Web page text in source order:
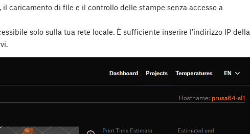
caricamento di file e il controllo delle stampe senza accesso a
solo sulla tua rete locale. È sufficiente inserire l'indirizzo IP della